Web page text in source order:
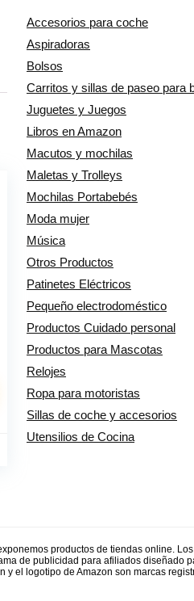
Accesorios para coche
Aspiradoras
Bolsos
Carritos y sillas de paseo para
Juguetes y Juegos
Libros en Amazon
Macutos y mochilas
Maletas y Trolleys
Mochilas Portabebés
Moda mujer
Música
Otros Productos
Patinetes Eléctricos
Pequeño electrodoméstico
Productos Cuidado personal
Productos para Mascotas
Relojes
Ropa para motoristas
Sillas de coche y accesorios
Utensilios de Cocina
productos de tiendas online.
de publicidad para afiliados diseñado
el logotipo de Amazon son marcas